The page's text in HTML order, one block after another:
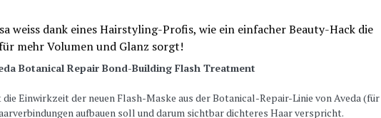
Botanical Repair Bond-Building Flash Treatment
die Einwirkzeit der neuen Flash-Maske aus der Botanical-Repair-Linie von Aveda (für
aufbauen soll und darum sichtbar dichteres Haar verspricht.